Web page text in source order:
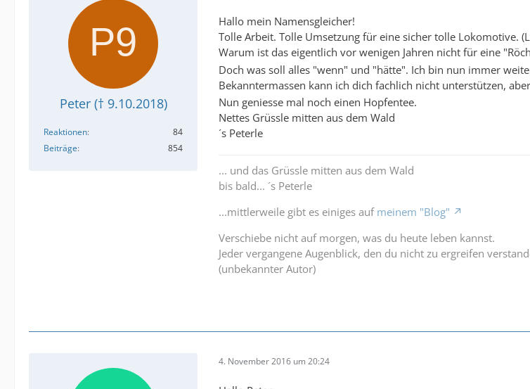
Peter († 9.10.2018)
Reaktionen
84
Beiträge
854
Hallo mein Namensgleicher!
Tolle Arbeit. Tolle Umsetzung für eine sicher tolle Lokomotive.
Warum ist das eigentlich vor wenigen Jahren nicht für eine
Doch was soll alles "wenn" und "hätte". Ich bin nun immer
Bekanntermassen kann ich dich fachlich nicht unterstützen,
Nun geniesse mal noch einen Hopfentee.
Nettes Grüssle mitten aus dem Wald
´s Peterle
... und das Grüssle mitten aus dem Wald
bis bald... ´s Peterle
...mittlerweile gibt es einiges auf meinem "Blog"
Verschiebe nicht auf morgen, was du heute leben kannst.
Jeder vergangene Augenblick, den du nicht zu ergreifen
(unbekannter Autor)
4. November 2016 um 20:24